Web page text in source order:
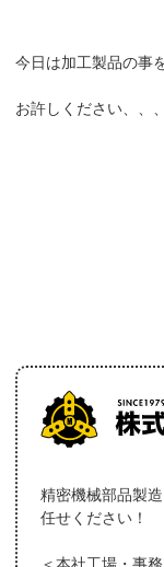
今日は加工製品の事
お許しください、、、
精密機械部品製
任せください！
＜本社工場・事